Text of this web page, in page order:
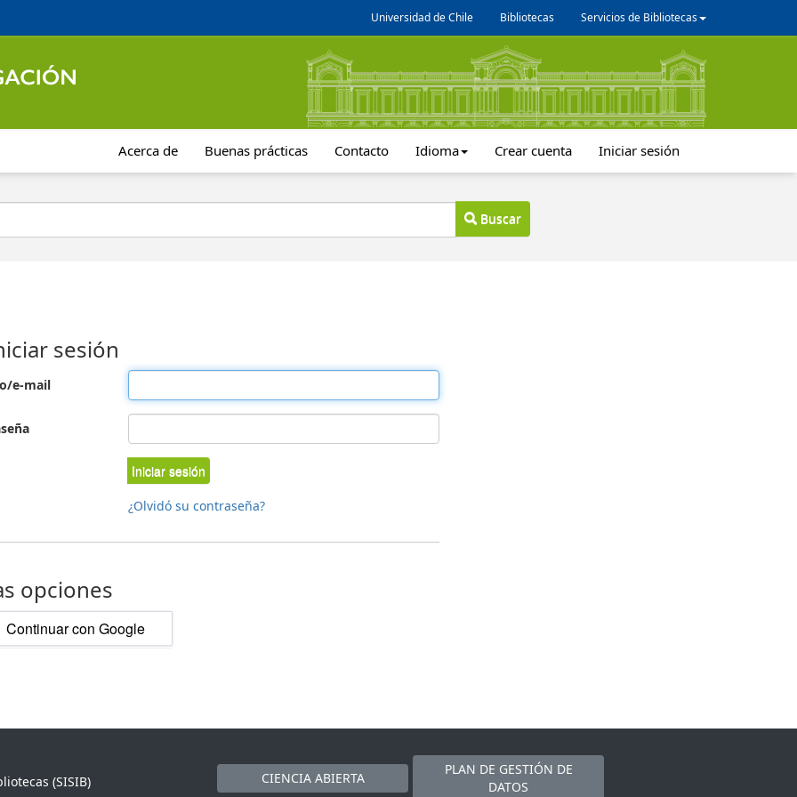
Universidad de Chile Bibliotecas Servicios de Bibliotecas
Acerca de Buenas prácticas Contacto Idioma Crear cuenta Iniciar sesión
Buscar
sesión
e-mail
Iniciar sesión
¿Olvidó su contraseña?
opciones
Continuar con Google
(SISIB)
CIENCIA ABIERTA
PLAN DE GESTIÓN DE
DATOS